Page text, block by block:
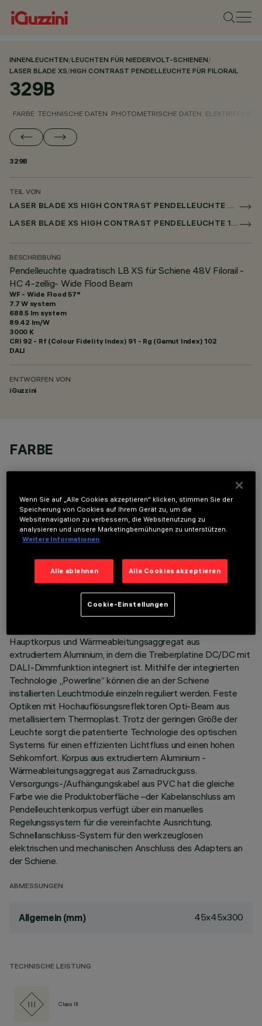
INNENLEUCHTEN/LEUCHTEN FÜR NIEDERVOLT-SCHIENEN/
LASER BLADE XS/HIGH CONTRAST PENDELLEUCHTE FÜR FILORAIL
329B
FARBE TECHNISCHE DATEN PHOTOMETRISCHE DATEN ELEKTRISCHE
329B
TEIL VON
LASER BLADE XS HIGH CONTRAST PENDELLEUCHTE FÜR FILORAIL
LASER BLADE XS HIGH CONTRAST PENDELLEUCHTE 1X/4X/9X FOR FILORAIL DALI POWERLINE
BESCHREIBUNG
Pendelleuchte quadratisch LB XS für Schiene 48V Filorail -
HC 4-zellig- Wide Flood Beam
WF - Wide Flood 57°
7.7 W system
688.5 lm system
89.42 lm/W
3000 K
CRI 92 - Rf (Colour Fidelity Index) 91 - Rg (Gamut Index) 102
DALI
ENTWORFEN VON
iGuzzini
FARBE
TECHNISCHE DATEN
BESCHREIBUNG
Pendelleuchte mit 4 optischen Elementen, komplett mit
Adapter für die Installation an Niedervolt-Stromschiene 48V
Hauptkorpus und Wärmeableitungsaggregat aus
extrudiertem Aluminium, in dem die Treiberplatine DC/DC mit
DALI-Dimmfunktion integriert ist. Mithilfe der integrierten
Technologie „Powerline“ können die an der Schiene
installierten Leuchtmodule einzeln reguliert werden. Feste
Optiken mit Hochauflösungsreflektoren Opti-Beam aus
metallisiertem Thermoplast. Trotz der geringen Größe der
Leuchte sorgt die patentierte Technologie des optischen
Systems für einen effizienten Lichtfluss und einen hohen
Sehkomfort. Korpus aus extrudiertem Aluminium -
Wärmeableitungsaggregat aus Zamadruckguss.
Versorgungs-/Aufhängungskabel aus PVC hat die gleiche
Farbe wie die Produktoberfläche –der Kabelanschluss am
Pendelleuchtenkorpus verfügt über ein manuelles
Regelungssystem für die vereinfachte Ausrichtung.
Schnellanschluss-System für den werkzeuglosen
elektrischen und mechanischen Anschluss des Adapters an
der Schiene.
ABMESSUNGEN
Allgemein (mm) 45x45x300
TECHNISCHE LEISTUNG
Class III
Wenn Sie auf „Alle Cookies akzeptieren“ klicken, stimmen Sie der
Speicherung von Cookies auf Ihrem Gerät zu, um die
Websitenavigation zu verbessern, die Websitenutzung zu
analysieren und unsere Marketingbemühungen zu unterstützen.
Weitere Informationen
Alle ablehnen Alle Cookies akzeptieren
Cookie-Einstellungen